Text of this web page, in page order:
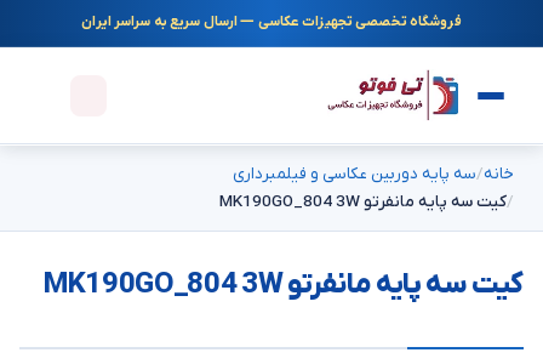
فروشگاه تخصصی تجهیزات عکاسی — ارسال سریع به سراسر ایران
خانه سه پایه دوربین عکاسی و فیلمبرداری
کیت سه پایه مانفرتو MK190GO_804 3W
کیت سه پایه مانفرتو MK190GO_804 3W